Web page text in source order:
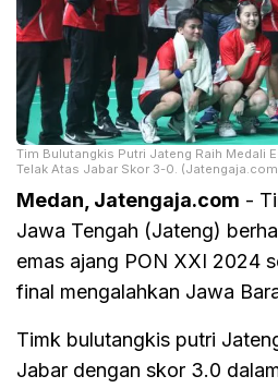
Tim Bulutangkis Putri Jateng Raih Medali
Telak Atas Jabar Skor 3-0.
Medan, Jatengaja.com -
Jawa Tengah (Jateng)
emas ajang PON XXI 2024
final mengalahkan Jawa
Timk bulutangkis putri
Jabar dengan skor 3.0